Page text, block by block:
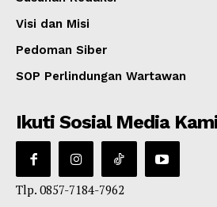
Visi dan Misi
Pedoman Siber
SOP Perlindungan Wartawan
Ikuti Sosial Media
Tlp. 0857-7184-7962